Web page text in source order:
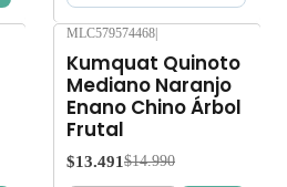
MLC579574468
Kumquat Quinoto
Mediano Naranjo
Enano Chino Árbol
Frutal
$13.491 $14.990